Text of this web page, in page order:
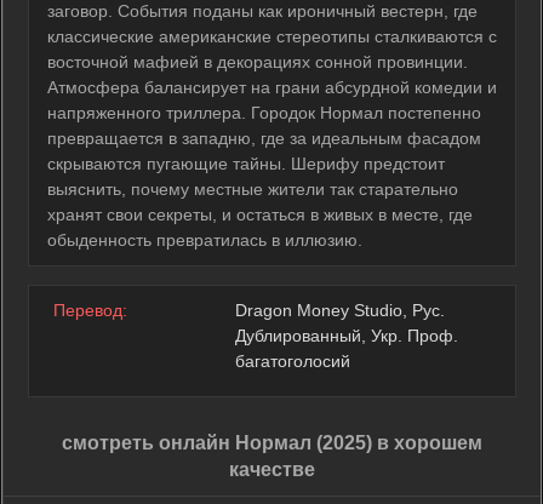
заговор. События поданы как ироничный вестерн, где
классические американские стереотипы сталкиваются с
восточной мафией в декорациях сонной провинции.
Атмосфера балансирует на грани абсурдной комедии и
напряженного триллера. Городок Нормал постепенно
превращается в западню, где за идеальным фасадом
скрываются пугающие тайны. Шерифу предстоит
выяснить, почему местные жители так старательно
хранят свои секреты, и остаться в живых в месте, где
обыденность превратилась в иллюзию.
Перевод:
Dragon Money Studio, Рус.
Дублированный, Укр. Проф.
багатоголосий
смотреть онлайн Нормал (2025) в хорошем
качестве